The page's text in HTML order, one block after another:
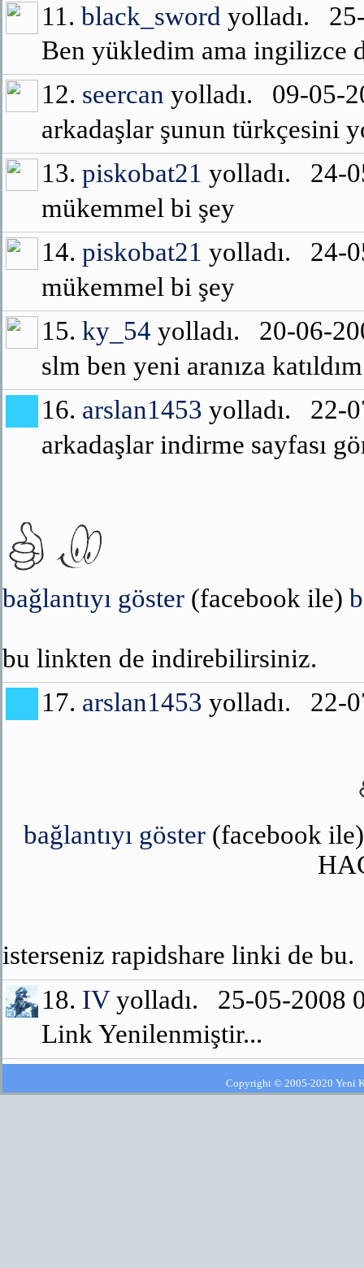
11. black_sword yolladı.
Ben yükledim ama ingilizce
12. seercan yolladı. 09-05-
arkadaşlar şunun türkçesini
13. piskobat21 yolladı. 24-
mükemmel bi şey
14. piskobat21 yolladı. 24-
mükemmel bi şey
15. ky_54 yolladı. 20-06-
slm ben yeni aranıza
16. arslan1453 yolladı. 22-
arkadaşlar indirme sayfası
bağlantıyı göster (facebook ile)
bu linkten de indirebilirsiniz.
17. arslan1453 yolladı. 22-
bağlantıyı göster(facebook
isterseniz rapidshare linki de bu.
18. IVyolladı. 25-05-2008
Link Yenilenmiştir...
Copyright © 2005-2020 Yeni